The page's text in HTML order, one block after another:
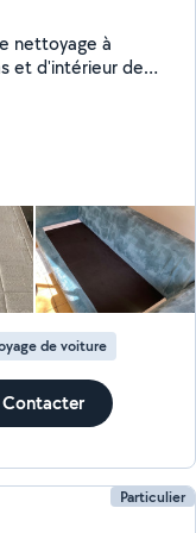
nettoyage à
et d'intérieur de
de voiture
Contacter
Particulier